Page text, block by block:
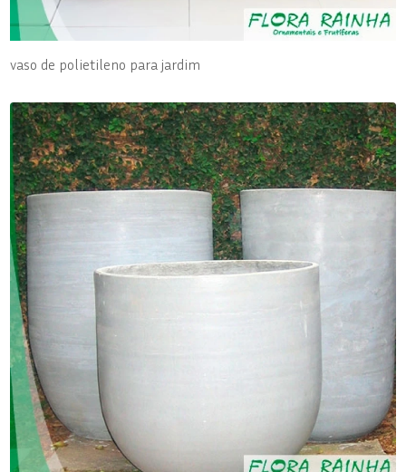
vaso de polietileno para jardim